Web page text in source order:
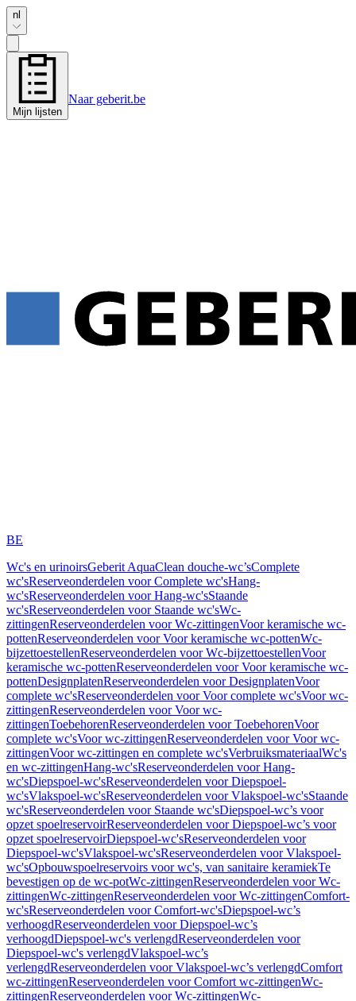
nl
Mijn lijsten
Naar geberit.be
BE
Wc's en urinoirsGeberit AquaClean douche-wc’sComplete
wc'sReserveonderdelen voor Complete wc'sHang-
wc'sReserveonderdelen voor Hang-wc'sStaande
wc'sReserveonderdelen voor Staande wc'sWc-
zittingenReserveonderdelen voor Wc-zittingenVoor keramische wc-
pottenReserveonderdelen voor Voor keramische wc-pottenWc-
bijzettoestellenReserveonderdelen voor Wc-bijzettoestellenVoor
keramische wc-pottenReserveonderdelen voor Voor keramische wc-
pottenDesignplatenReserveonderdelen voor DesignplatenVoor
complete wc'sReserveonderdelen voor Voor complete wc'sVoor wc-
zittingenReserveonderdelen voor Voor wc-
zittingenToebehorenReserveonderdelen voor ToebehorenVoor
complete wc'sVoor wc-zittingenReserveonderdelen voor Voor wc-
zittingenVoor wc-zittingen en complete wc'sVerbruiksmateriaalWc's
en wc-zittingenHang-wc'sReserveonderdelen voor Hang-
wc'sDiepspoel-wc'sReserveonderdelen voor Diepspoel-
wc'sVlakspoel-wc'sReserveonderdelen voor Vlakspoel-wc'sStaande
wc'sReserveonderdelen voor Staande wc'sDiepspoel-wc’s voor
opzet spoelreservoirReserveonderdelen voor Diepspoel-wc’s voor
opzet spoelreservoirDiepspoel-wc'sReserveonderdelen voor
Diepspoel-wc'sVlakspoel-wc'sReserveonderdelen voor Vlakspoel-
wc'sOpbouwspoelreservoirs voor wc's, van sanitaire keramiekTe
bevestigen op de wc-potWc-zittingenReserveonderdelen voor Wc-
zittingenWc-zittingenReserveonderdelen voor Wc-zittingenComfort-
wc'sReserveonderdelen voor Comfort-wc'sDiepspoel-wc’s
verhoogdReserveonderdelen voor Diepspoel-wc’s
verhoogdDiepspoel-wc's verlengdReserveonderdelen voor
Diepspoel-wc's verlengdVlakspoel-wc’s
verlengdReserveonderdelen voor Vlakspoel-wc’s verlengdComfort
wc-zittingenReserveonderdelen voor Comfort wc-zittingenWc-
zittingenReserveonderdelen voor Wc-zittingenWc-